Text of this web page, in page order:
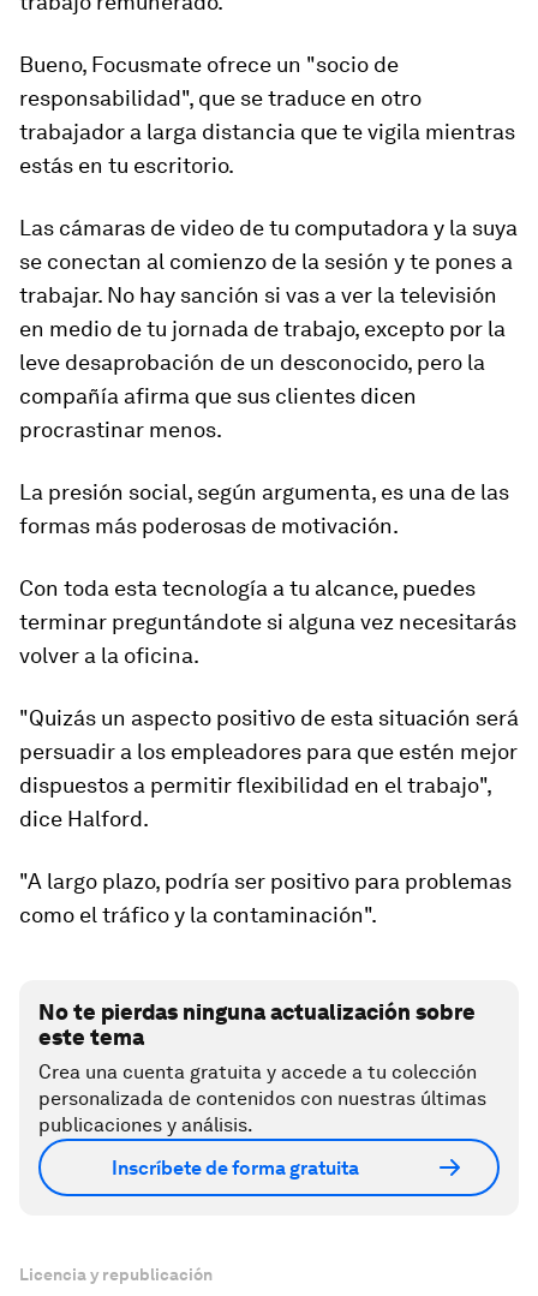
Bueno, Focusmate ofrece un "socio de
responsabilidad", que se traduce en otro
trabajador a larga distancia que te vigila mientras
estás en tu escritorio.
Las cámaras de video de tu computadora y la suya
se conectan al comienzo de la sesión y te pones a
trabajar. No hay sanción si vas a ver la televisión
en medio de tu jornada de trabajo, excepto por la
leve desaprobación de un desconocido, pero la
compañía afirma que sus clientes dicen
procrastinar menos.
La presión social, según argumenta, es una de las
formas más poderosas de motivación.
Con toda esta tecnología a tu alcance, puedes
terminar preguntándote si alguna vez necesitarás
volver a la oficina.
"Quizás un aspecto positivo de esta situación será
persuadir a los empleadores para que estén mejor
dispuestos a permitir flexibilidad en el trabajo",
dice Halford.
"A largo plazo, podría ser positivo para problemas
como el tráfico y la contaminación".
No te pierdas ninguna actualización sobre
este tema
Crea una cuenta gratuita y accede a tu colección
personalizada de contenidos con nuestras últimas
publicaciones y análisis.
Inscríbete de forma gratuita
Licencia y republicación